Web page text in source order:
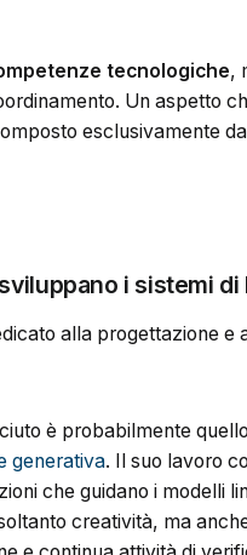
tecnologiche,
Un aspetto
esclusivamente
i sistemi di
alla progettazione e
è probabilmente
generativa. Il suo lavoro
che guidano i modelli
creatività, ma